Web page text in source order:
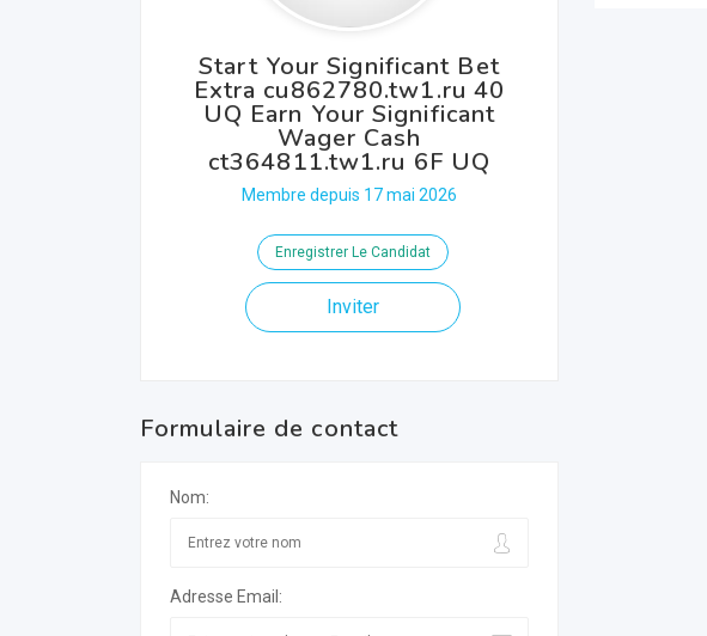
Start Your Significant Bet
Extra cu862780.tw1.ru 40
UQ Earn Your Significant
Wager Cash
ct364811.tw1.ru 6F UQ
Membre depuis 17 mai 2026
Enregistrer Le Candidat
Inviter
Formulaire de contact
Nom:
Adresse Email: